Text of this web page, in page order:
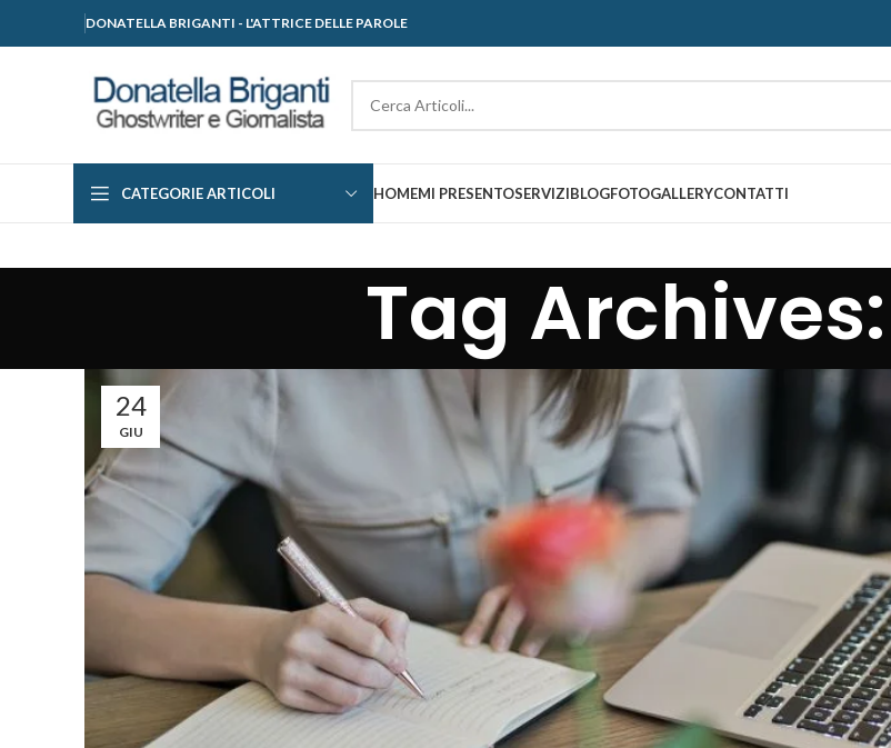
DONATELLA BRIGANTI - L'ATTRICE DELLE PAROLE
CATEGORIE ARTICOLI HOMEMI PRESENTOSERVIZIBLOGFOTOGALLERYCONTATTI
Tag
24
GIU